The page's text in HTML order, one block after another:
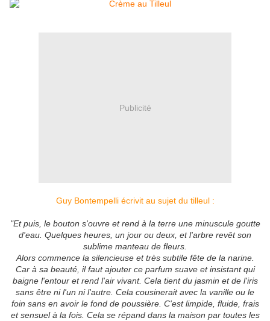
Publicité
Guy Bontempelli écrivit au sujet du tilleul :
"Et puis, le bouton s'ouvre et rend à la terre une minuscule goutte
d'eau. Quelques heures, un jour ou deux, et l'arbre revêt son
sublime manteau de fleurs.
Alors commence la silencieuse et très subtile fête de la narine.
Car à sa beauté, il faut ajouter ce parfum suave et insistant qui
baigne l'entour et rend l'air vivant. Cela tient du jasmin et de l'iris
sans être ni l'un ni l'autre. Cela cousinerait avec la vanille ou le
foin sans en avoir le fond de poussière. C'est limpide, fluide, frais
et sensuel à la fois. Cela se répand dans la maison par toutes les